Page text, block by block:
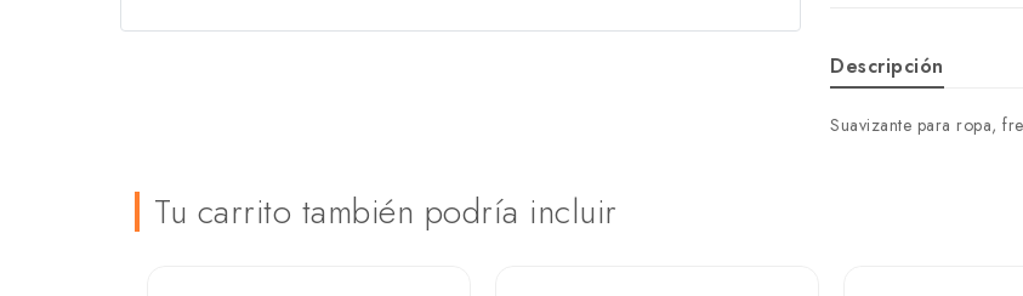
Descripción
Suavizante para ropa,
Tu carrito también podría incluir